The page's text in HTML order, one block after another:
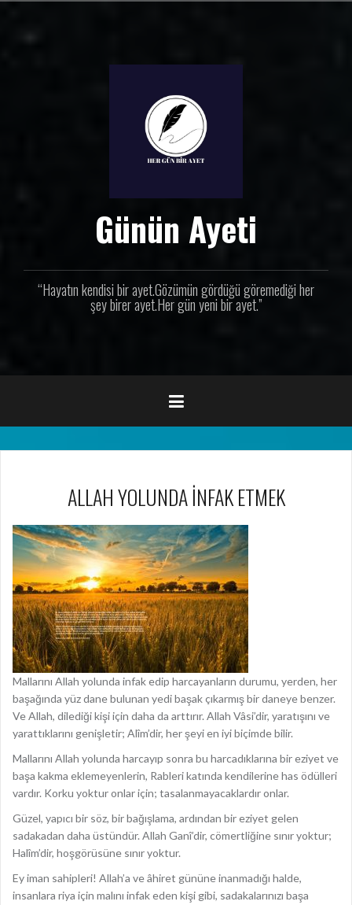
Günün Ayeti
“Hayatın kendisi bir ayet.Gözümün gördüğü göremediği her
şey birer ayet.Her gün yeni bir ayet.”
ALLAH YOLUNDA İNFAK ETMEK
Mallarını Allah yolunda infak edip harcayanların durumu, yerden, her
başağında yüz dane bulunan yedi başak çıkarmış bir daneye benzer.
Ve Allah, dilediği kişi için daha da arttırır. Allah Vâsi’dir, yaratışını ve
yarattıklarını genişletir; Alîm’dir, her şeyi en iyi biçimde bilir.
Mallarını Allah yolunda harcayıp sonra bu harcadıklarına bir eziyet ve
başa kakma eklemeyenlerin, Rableri katında kendilerine has ödülleri
vardır. Korku yoktur onlar için; tasalanmayacaklardır onlar.
Güzel, yapıcı bir söz, bir bağışlama, ardından bir eziyet gelen
sadakadan daha üstündür. Allah Ganî’dir, cömertliğine sınır yoktur;
Halîm’dir, hoşgörüsüne sınır yoktur.
Ey iman sahipleri! Allah’a ve âhiret gününe inanmadığı halde,
insanlara riya için malını infak eden kişi gibi, sadakalarınızı başa